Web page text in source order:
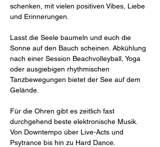
schenken, mit vielen positiven Vibes, Liebe
und Erinnerungen.
Lasst die Seele baumeln und euch die
Sonne auf den Bauch scheinen. Abkühlung
nach einer Session Beachvolleyball, Yoga
oder ausgiebigen rhythmischen
Tanzbewegungen bietet der See auf dem
Gelände.
Für die Ohren gibt es zeitlich fast
durchgehend beste elektronische Musik.
Von Downtempo über Live-Acts und
Psytrance bis hin zu Hard Dance.